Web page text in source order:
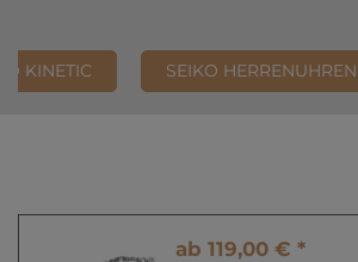
KINETIC SEIKO HERRENUHREN
ab 119,00 € *